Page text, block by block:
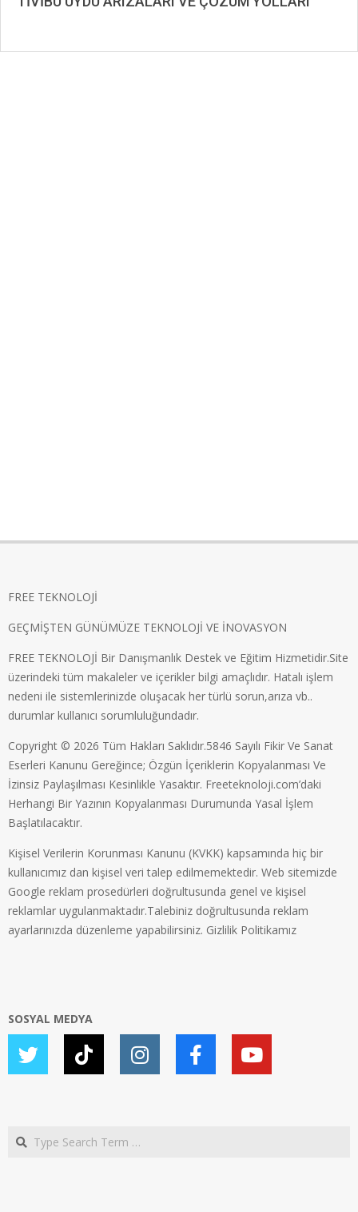
FREE TEKNOLOJİ
GEÇMİŞTEN GÜNÜMÜZE TEKNOLOJİ VE İNOVASYON
FREE TEKNOLOJİ Bir Danışmanlık Destek ve Eğitim Hizmetidir.Site
üzerindeki tüm makaleler ve içerikler bilgi amaçlıdır. Hatalı işlem
nedeni ile sistemlerinizde oluşacak her türlü sorun,arıza vb..
durumlar kullanıcı sorumluluğundadır.
Copyright © 2026 Tüm Hakları Saklıdır.5846 Sayılı Fikir Ve Sanat
Eserleri Kanunu Gereğince; Özgün İçeriklerin Kopyalanması Ve
İzinsiz Paylaşılması Kesinlikle Yasaktır. Freeteknoloji.com’daki
Herhangi Bir Yazının Kopyalanması Durumunda Yasal İşlem
Başlatılacaktır.
Kişisel Verilerin Korunması Kanunu (KVKK) kapsamında hiç bir
kullanıcımız dan kişisel veri talep edilmemektedir. Web sitemizde
Google reklam prosedürleri doğrultusunda genel ve kişisel
reklamlar uygulanmaktadır.Talebiniz doğrultusunda reklam
ayarlarınızda düzenleme yapabilirsiniz. Gizlilik Politikamız
SOSYAL MEDYA
Search